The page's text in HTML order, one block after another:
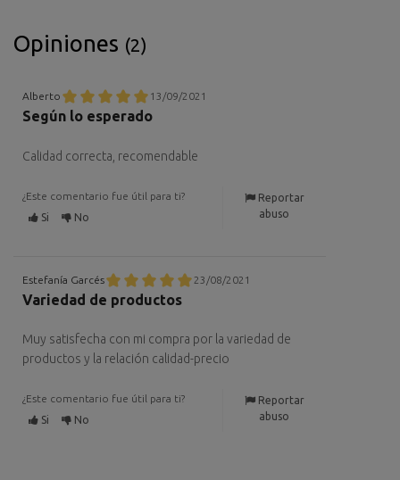
Opiniones (2)
Alberto 13/09/2021
Según lo esperado
Calidad correcta, recomendable
¿Este comentario fue útil para ti?
Si
No
Reportar
abuso
Estefanía Garcés 23/08/2021
Variedad de productos
Muy satisfecha con mi compra por la variedad de
productos y la relación calidad-precio
¿Este comentario fue útil para ti?
Si
No
Reportar
abuso